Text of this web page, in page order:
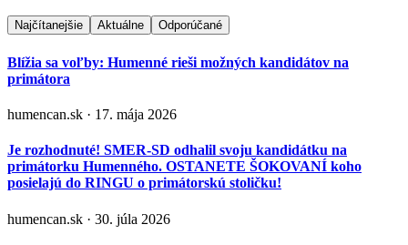
Najčítanejšie Aktuálne Odporúčané
Blížia sa voľby: Humenné rieši možných kandidátov na
primátora
humencan.sk · 17. mája 2026
Je rozhodnuté! SMER-SD odhalil svoju kandidátku na
primátorku Humenného. OSTANETE ŠOKOVANÍ koho
posielajú do RINGU o primátorskú stoličku!
humencan.sk · 30. júla 2026